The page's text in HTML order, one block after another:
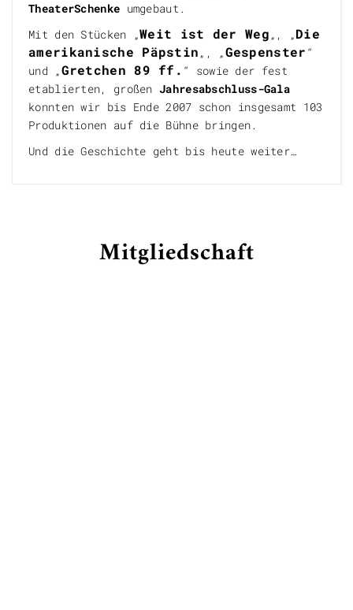
TheaterSchenke umgebaut.
Mit den Stücken „Weit ist der Weg „, „Die
amerikanische Päpstin „, „Gespenster “
und „Gretchen 89 ff. “ sowie der fest
etablierten, großenJahresabschluss-Gala
konnten wir bis Ende 2007 schon insgesamt 103
Produktionen auf die Bühne bringen.
Und die Geschichte geht bis heute weiter…
Mitgliedschaft